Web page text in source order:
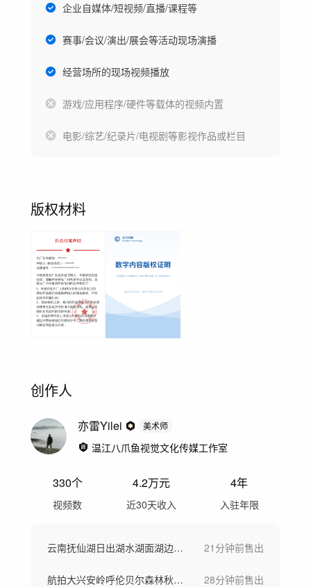
企业自媒体/短视频/直播/课程等
赛事/会议/演出/展会等活动现场演播
经营场所的现场视频播放
游戏/应用程序/硬件等载体的视频内置
电影/综艺/纪录片/电视剧等影视作品或栏目
版权材料
创作人
亦雷Yilei 美术师
温江八爪鱼视觉文化传媒工作室
330个
视频数
4.2万元
近30天收入
4年
入驻年限
云南抚仙湖日出湖水湖面湖边风景自然风光 21分钟前售出
航拍大兴安岭呼伦贝尔森林秋景晨雾风景航拍 28分钟前售出